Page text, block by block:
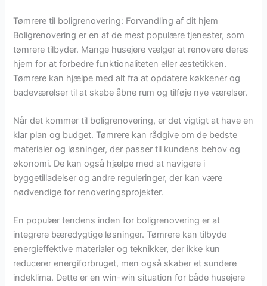
Tømrere til boligrenovering: Forvandling af dit hjem
Boligrenovering er en af de mest populære tjenester, som
tømrere tilbyder. Mange husejere vælger at renovere deres
hjem for at forbedre funktionaliteten eller æstetikken.
Tømrere kan hjælpe med alt fra at opdatere køkkener og
badeværelser til at skabe åbne rum og tilføje nye værelser.
Når det kommer til boligrenovering, er det vigtigt at have en
klar plan og budget. Tømrere kan rådgive om de bedste
materialer og løsninger, der passer til kundens behov og
økonomi. De kan også hjælpe med at navigere i
byggetilladelser og andre reguleringer, der kan være
nødvendige for renoveringsprojekter.
En populær tendens inden for boligrenovering er at
integrere bæredygtige løsninger. Tømrere kan tilbyde
energieffektive materialer og teknikker, der ikke kun
reducerer energiforbruget, men også skaber et sundere
indeklima. Dette er en win-win situation for både husejere